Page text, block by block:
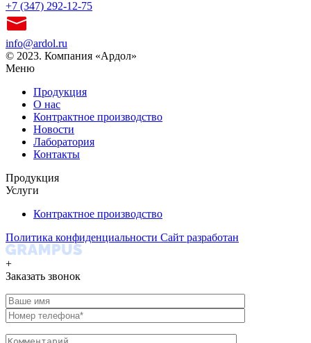
+7 (347) 292-12-75
info@ardol.ru
© 2023. Компания «Ардол»
Меню
Продукция
О нас
Контрактное производство
Новости
Лаборатория
Контакты
Продукция
Услуги
Контрактное производство
Политика конфиденциальности Сайт разработан
+
Заказать звонок